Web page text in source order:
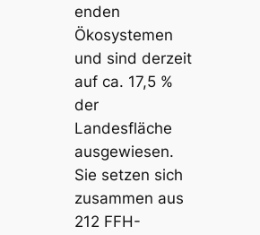
enden
Ökosystemen
und sind derzeit
auf ca. 17,5 %
der
Landesfläche
ausgewiesen.
Sie setzen sich
zusammen aus
212 FFH-